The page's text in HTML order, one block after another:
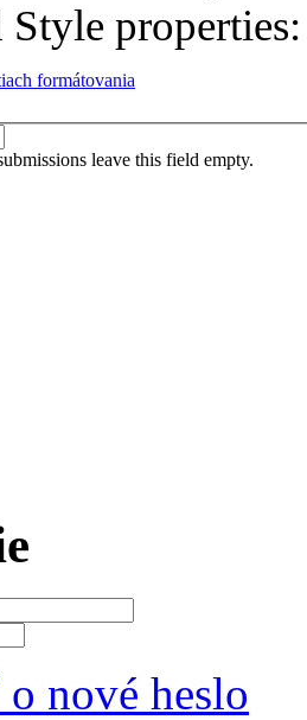
formátovania
leave this field empty.
nové heslo